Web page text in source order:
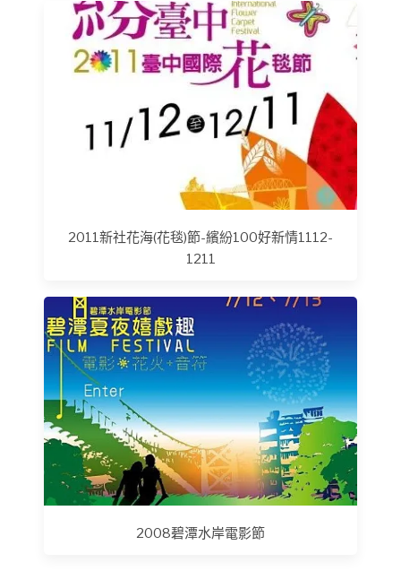
2011新社花海(花毯)節-繽紛100好新情1112-
1211
2008碧潭水岸電影節